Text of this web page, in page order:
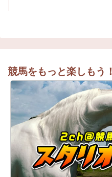
競馬をもっと楽しもう！